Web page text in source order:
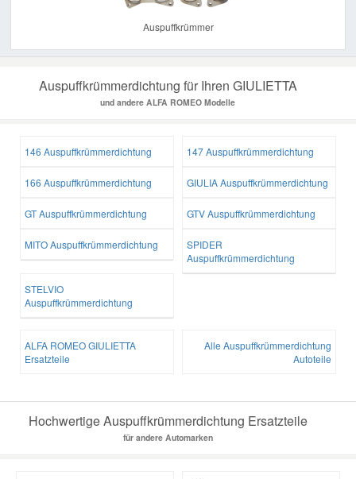
Auspuffkrümmer
Auspuffkrümmerdichtung für Ihren GIULIETTA
und andere ALFA ROMEO Modelle
146 Auspuffkrümmerdichtung 147 Auspuffkrümmerdichtung
166 Auspuffkrümmerdichtung GIULIA Auspuffkrümmerdichtung
GT Auspuffkrümmerdichtung GTV Auspuffkrümmerdichtung
MITO Auspuffkrümmerdichtung
SPIDER
Auspuffkrümmerdichtung
STELVIO
Auspuffkrümmerdichtung
ALFA ROMEO GIULIETTA
Ersatzteile
Alle Auspuffkrümmerdichtung
Autoteile
Hochwertige Auspuffkrümmerdichtung Ersatzteile
für andere Automarken